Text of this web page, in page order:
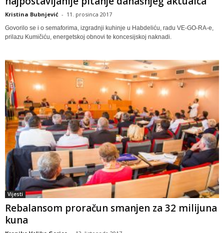
Kristina Bubnjević - 11. prosinca 2017
Govorilo se i o semaforima, izgradnji kuhinje u Habdeliću, radu VE-GO-RA-e,
prilazu Kumičiću, energetskoj obnovi te koncesijskoj naknadi.
Vijesti
Rebalansom proračun smanjen za 32 milijuna
kuna